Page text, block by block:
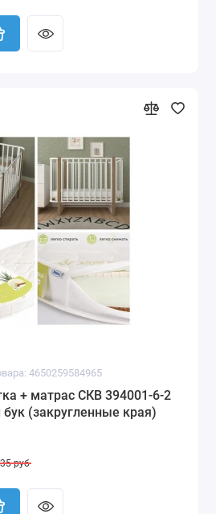
4650259584965
+ матрас СКВ 394001-6-2
(закругленные края)
руб